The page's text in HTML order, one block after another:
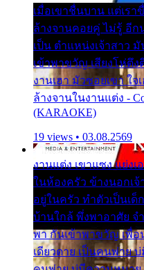
เมื่อเขาชื่นบาน แต่เร
ล้างจานคอยคู่ ไม่รู้ อีก
เป็น ตำแหน่งเจ้าสาว
เข้าพาขวัญ เสียงโห่ตึ
งานเฮา มัวซอยเขา ใ
ล้างจานในงานแต่ง -
(KARAOKE)
19 views • 03.08.2569
งานแต่ง เขาแซง แย่ง
ในห้องครัว ข้างนอกเจ้
อยู่ในครัว ทำตัวเป็นเด็
บ้านใกล้ พึ่งพาอาศัย จ
พา กันเข้าพาขวัญ เพื่อ
เดียวดาย เป็นคนพ่าย